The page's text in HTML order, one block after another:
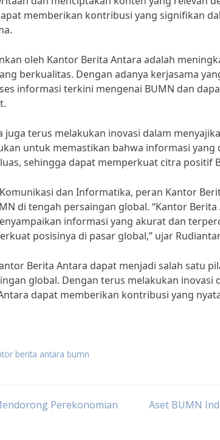
memberikan kontribusi yang signifikan
oleh Kantor Berita Antara adalah
berkualitas. Dengan adanya kerjasama
informasi terkini mengenai BUMN dan
juga terus melakukan inovasi dalam
untuk memastikan bahwa informasi
sehingga dapat memperkuat citra positif
dan Informatika, peran Kantor
di tengah persaingan global. “Kantor
informasi yang akurat dan
posisinya di pasar global,” ujar
Berita Antara dapat menjadi salah satu
global. Dengan terus melakukan inovasi
dapat memberikan kontribusi yang
berita antara bumn
Perekonomian
Aset BUMN